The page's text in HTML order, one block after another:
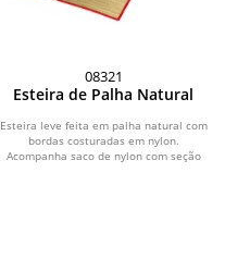
08321
Esteira de Palha Natural
Esteira leve feita em palha natural com
bordas costuradas em nylon.
Acompanha saco de nylon com seção